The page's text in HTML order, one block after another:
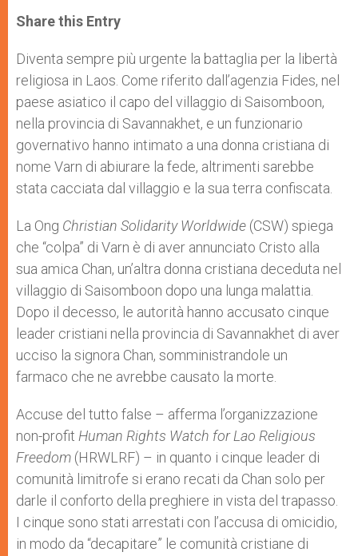
t
s
p
p
s
e
g
e
r
e
b
o
k
r
Share this Entry
Diventa sempre più urgente la battaglia per la libertà
religiosa in Laos. Come riferito dall’agenzia Fides, nel
paese asiatico il capo del villaggio di Saisomboon,
nella provincia di Savannakhet, e un funzionario
governativo hanno intimato a una donna cristiana di
nome Varn di abiurare la fede, altrimenti sarebbe
stata cacciata dal villaggio e la sua terra confiscata.
La Ong Christian Solidarity Worldwide (CSW) spiega
che “colpa” di Varn è di aver annunciato Cristo alla
sua amica Chan, un’altra donna cristiana deceduta nel
villaggio di Saisomboon dopo una lunga malattia.
Dopo il decesso, le autorità hanno accusato cinque
leader cristiani nella provincia di Savannakhet di aver
ucciso la signora Chan, somministrandole un
farmaco che ne avrebbe causato la morte.
Accuse del tutto false – afferma l’organizzazione
non-profit Human Rights Watch for Lao Religious
Freedom (HRWLRF) – in quanto i cinque leader di
comunità limitrofe si erano recati da Chan solo per
darle il conforto della preghiere in vista del trapasso.
I cinque sono stati arrestati con l’accusa di omicidio,
in modo da “decapitare” le comunità cristiane di